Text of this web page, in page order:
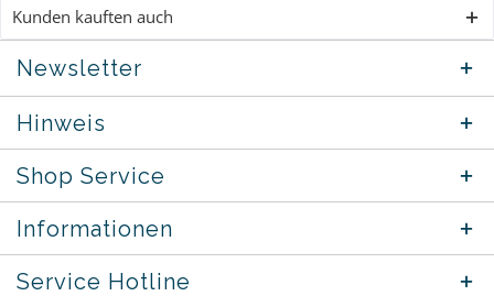
Kunden kauften auch
Newsletter
Hinweis
Shop Service
Informationen
Service Hotline